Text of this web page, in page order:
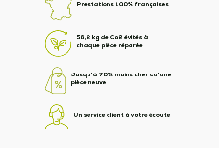
Prestations 100% françaises
56,2 kg de Co2 évités à
chaque pièce réparée
Jusqu'à 70% moins cher qu'une
pièce neuve
Un service client à votre écoute